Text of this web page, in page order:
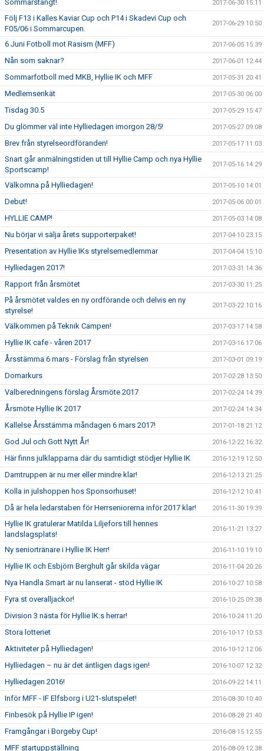
Sommarstängt! 2017-06-30 15:11
Följ F13 i Kalles Kaviar Cup och P14 i Skadevi Cup och
F05/06 i Sommarcupen.
2017-06-29 10:50
6 Juni Fotboll mot Rasism (MFF) 2017-06-05 15:39
Nån som saknar? 2017-06-01 12:44
Sommarfotboll med MKB, Hyllie IK och MFF 2017-05-31 20:41
Medlemsenkät 2017-05-30 06:00
Tisdag 30.5 2017-05-29 15:47
Du glömmer väl inte Hylliedagen imorgon 28/5! 2017-05-27 09:08
Brev från styrelseordföranden! 2017-05-17 11:03
Snart går anmälningstiden ut till Hyllie Camp och nya Hyllie
Sportscamp!
2017-05-16 14:29
Välkomna på Hylliedagen! 2017-05-10 14:01
Debut! 2017-05-06 00:01
HYLLIE CAMP! 2017-05-03 14:08
Nu börjar vi sälja årets supporterpaket! 2017-04-10 23:15
Presentation av Hyllie IKs styrelsemedlemmar 2017-04-04 15:10
Hylliedagen 2017! 2017-03-31 14:36
Rapport från årsmötet 2017-03-30 11:25
På årsmötet valdes en ny ordförande och delvis en ny
styrelse!
2017-03-22 10:16
Välkommen på Teknik Campen! 2017-03-17 14:58
Hyllie IK cafe - våren 2017 2017-03-16 17:06
Årsstämma 6 mars - Förslag från styrelsen 2017-03-01 09:19
Domarkurs 2017-02-28 13:50
Valberedningens förslag Årsmöte 2017 2017-02-24 14:39
Årsmöte Hyllie IK 2017 2017-02-24 14:34
Kallelse Årsstämma måndagen 6 mars 2017! 2017-01-18 21:12
God Jul och Gott Nytt År! 2016-12-22 16:32
Här finns julklapparna där du samtidigt stödjer Hyllie IK 2016-12-19 12:50
Damtruppen är nu mer eller mindre klar! 2016-12-13 21:25
Kolla in julshoppen hos Sponsorhuset! 2016-12-12 10:41
Då är hela ledarstaben för Herrseniorerna inför 2017 klar! 2016-11-30 19:39
Hyllie IK gratulerar Matilda Liljefors till hennes
landslagsplats!
2016-11-21 13:27
Ny seniortränare i Hyllie IK Herr! 2016-11-10 19:10
Hyllie IK och Esbjörn Berghult går skilda vägar 2016-11-04 20:26
Nya Handla Smart är nu lanserat - stöd Hyllie IK 2016-10-27 10:58
Fyra st overalljackor! 2016-10-25 09:38
Division 3 nästa för Hyllie IK:s herrar! 2016-10-24 11:20
Stora lotteriet 2016-10-17 10:53
Aktiviteter på Hylliedagen! 2016-10-12 12:06
Hylliedagen – nu är det äntligen dags igen! 2016-10-07 12:32
Hylliedagen 2016! 2016-09-22 14:11
Inför MFF - IF Elfsborg i U21-slutspelet! 2016-08-30 10:40
Finbesök på Hyllie IP igen! 2016-08-28 21:40
Framgångar i Borgeby Cup! 2016-08-15 12:55
MFF startuppställning 2016-08-09 12:38